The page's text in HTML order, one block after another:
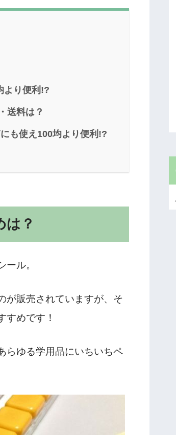
より便利!?
送料は？
も使え100均より便利!?
は？
ル。
が販売されていますが、そ
すめです！
らゆる学用品にいちいちペ